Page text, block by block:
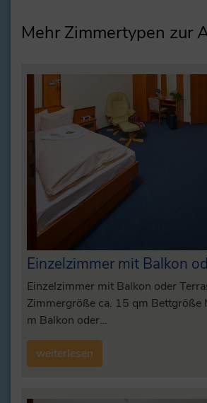
Mehr Zimmertypen zur
Einzelzimmer mit Balkon
Einzelzimmer mit Balkon oder
Zimmergröße ca. 15 qm Bettgröße
m Balkon oder…
weiterlesen